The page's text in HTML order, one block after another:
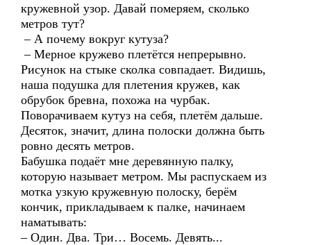
кружевной узор. Давай померяем, сколько
метров тут?
– А почему вокруг кутуза?
– Мерное кружево плетётся непрерывно.
Рисунок на стыке сколка совпадает. Видишь,
наша подушка для плетения кружев, как
обрубок бревна, похожа на чурбак.
Поворачиваем кутуз на себя, плетём дальше.
Десяток, значит, длина полоски должна быть
ровно десять метров.
Бабушка подаёт мне деревянную палку,
которую называет метром. Мы распускаем из
мотка узкую кружевную полоску, берём
кончик, прикладываем к палке, начинаем
наматывать:
– Один. Два. Три… Восемь. Девять...